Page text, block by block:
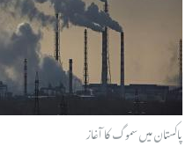
پاکستان میں سموگ کا آغاز